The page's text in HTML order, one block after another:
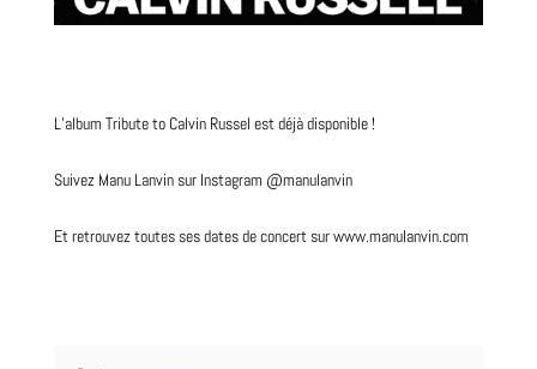
L’album Tribute to Calvin Russel est déjà disponible !
Suivez Manu Lanvin sur Instagram @manulanvin
Et retrouvez toutes ses dates de concert surwww.manulanvin.com